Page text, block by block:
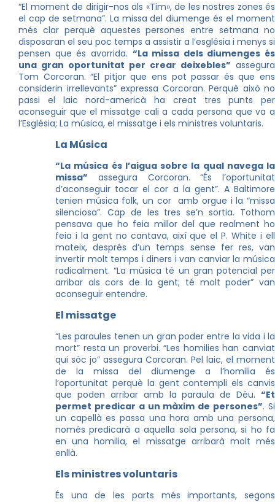
“El moment de dirigir-nos als «Tim», de les nostres zones és
el cap de setmana”. La missa del diumenge és el moment
més clar perquè aquestes persones entre setmana no
disposaran el seu poc temps a assistir a l’església i menys si
pensen que és avorrida. “La missa dels diumenges és
una gran oportunitat per crear deixebles” assegura
Tom Corcoran. “El pitjor que ens pot passar és que ens
considerin irrellevants” expressa Corcoran. Perquè això no
passi el laic nord-americà ha creat tres punts per
aconseguir que el missatge cali a cada persona que va a
l’Església; La música, el missatge i els ministres voluntaris.
La Música
“La música és l’aigua sobre la qual navega la
missa” assegura Corcoran. “És l’oportunitat
d’aconseguir tocar el cor a la gent”. A Baltimore
tenien música folk, un cor amb orgue i la “missa
silenciosa”. Cap de les tres se’n sortia. Tothom
pensava que ho feia millor del que realment ho
feia i la gent no cantava, així que el P. White i ell
mateix, després d’un temps sense fer res, van
invertir molt temps i diners i van canviar la música
radicalment. “La música té un gran potencial per
arribar als cors de la gent; té molt poder” van
aconseguir entendre.
El missatge
“Les paraules tenen un gran poder entre la vida i la
mort” resta un proverbi. “Les homilies han canviat
qui sóc jo” assegura Corcoran. Pel laic, el moment
de la missa del diumenge a l’homilia és
l’oportunitat perquè la gent contempli els canvis
que poden arribar amb la paraula de Déu. “Et
permet predicar a un màxim de persones”. Si
un capellà es passa una hora amb una persona,
només predicarà a aquella sola persona, si ho fa
en una homilia, el missatge arribarà molt més
enllà.
Els ministres voluntaris
És una de les parts més importants, segons